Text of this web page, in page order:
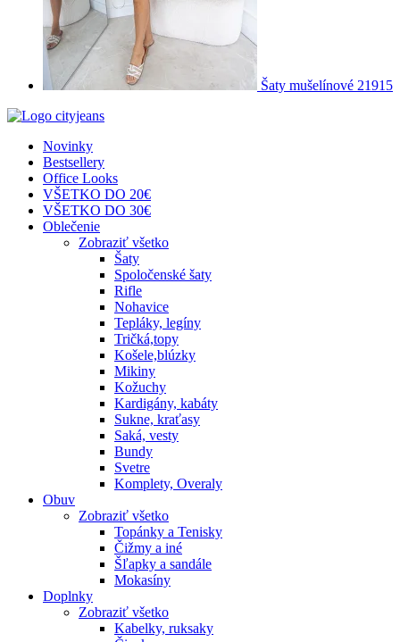
Šaty mušelínové 21915
Novinky
Bestsellery
Office Looks
VŠETKO DO 20€
VŠETKO DO 30€
Oblečenie
Zobraziť všetko
Šaty
Spoločenské šaty
Rifle
Nohavice
Tepláky, legíny
Tričká,topy
Košele,blúzky
Mikiny
Kožuchy
Kardigány, kabáty
Sukne, kraťasy
Saká, vesty
Bundy
Svetre
Komplety, Overaly
Obuv
Zobraziť všetko
Topánky a Tenisky
Čižmy a iné
Šľapky a sandále
Mokasíny
Doplnky
Zobraziť všetko
Kabelky, ruksaky